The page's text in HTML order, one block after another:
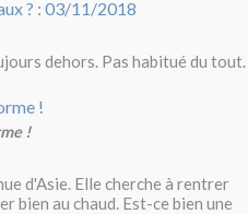
dehors. Pas habitué du tout.
!
d'Asie. Elle cherche à rentrer
bien au chaud. Est-ce bien une